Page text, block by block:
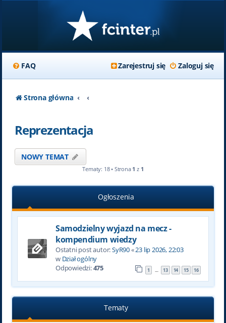
FAQ Zaloguj się
Zarejestruj się
Strona główna
Reprezentacja
NOWY TEMAT
Tematy: 18 • Strona 1 z 1
Ogłoszenia
Samodzielny wyjazd na mecz -
kompendium wiedzy
Ostatni post autor:SyR90«23 lip 2026, 22:03
w Dział ogólny
Odpowiedzi:475 1 … 13 14 15 16
Tematy